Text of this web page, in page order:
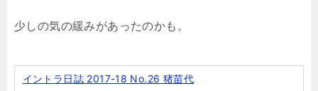
少しの気の緩みがあったのかも。
イントラ日誌 2017-18 No.26 猪苗代